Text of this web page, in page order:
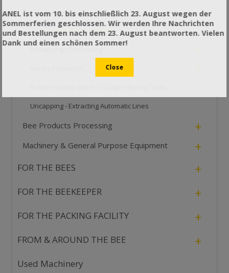
Automatic Uncapping Machines
Uncapping Machines SETS
Uncapping - Extracting Automatic Lines
Bee Products Processing +
Machinery & General Purpose Equipment +
FOR THE BEES +
FOR THE BEEKEEPER +
FOR THE PACKING FACILITY +
FROM & AROUND THE BEE +
Used Machinery
ANEL ist vom 10. bis einschließlich 23. August wegen der
Sommerferien geschlossen. Wir werden Ihre Nachrichten
und Bestellungen nach dem 23. August beantworten. Vielen
Dank und einen schönen Sommer!